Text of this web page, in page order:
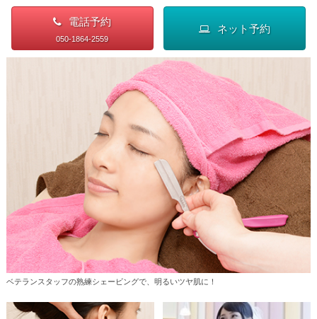
電話予約
050-1864-2559
ネット予約
ベテランスタッフの熟練シェービングで、明るいツヤ肌に！